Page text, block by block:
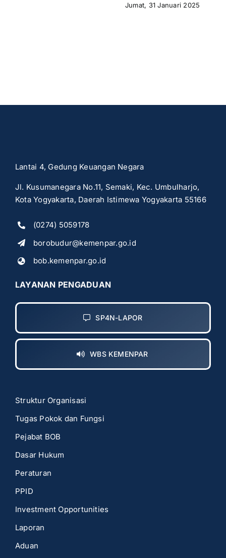
Jumat, 31 Januari 2025
Lantai 4, Gedung Keuangan Negara
Jl. Kusumanegara No.11, Semaki, Kec. Umbulharjo,
Kota Yogyakarta, Daerah Istimewa Yogyakarta 55166
(0274) 5059178
borobudur@kemenpar.go.id
bob.kemenpar.go.id
LAYANAN PENGADUAN
SP4N-LAPOR
WBS KEMENPAR
Struktur Organisasi
Tugas Pokok dan Fungsi
Pejabat BOB
Dasar Hukum
Peraturan
PPID
Investment Opportunities
Laporan
Aduan